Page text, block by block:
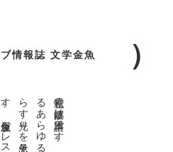
情報誌 文学金魚